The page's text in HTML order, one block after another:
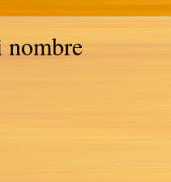
nombre